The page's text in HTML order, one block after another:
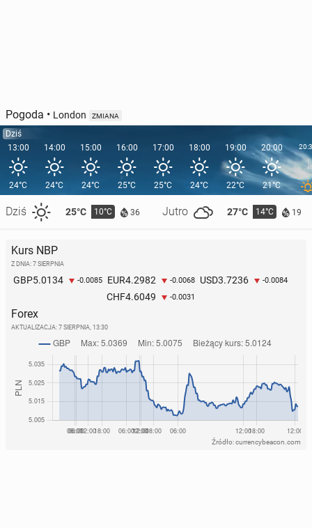
Pogoda • London ZMIANA
Dziś
13:00
24°C
Dziś 25°C 10°C 36 Jutro 27°C 14°C 19
14:00
24°C
15:00
24°C
16:00
25°C
17:00
25°C
18:00
24°C
19:00
22°C
20:00
21°C
Kurs NBP
Z DNIA: 7 SIERPNIA
GBP5.0134 -0.0085 EUR4.2982 -0.0068 USD3.7236 -0.0084
CHF4.6049 -0.0031
Forex
AKTUALIZACJA: 7 SIERPNIA, 13:30
Źródło: currencybeacon.com